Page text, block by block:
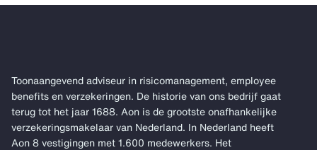
Toonaangevend adviseur in risicomanagement, employee
benefits en verzekeringen. De historie van ons bedrijf gaat
terug tot het jaar 1688. Aon is de grootste onafhankelijke
verzekeringsmakelaar van Nederland. In Nederland heeft
Aon 8 vestigingen met 1.600 medewerkers. Het